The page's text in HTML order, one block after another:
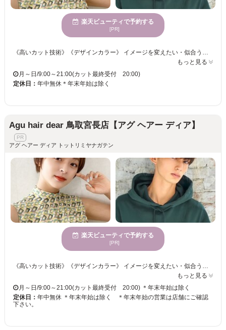
楽天ビューティで予約する
[PR]
《高いカット技術》《デザインカラー》 イメージを変えたい・似合うデザインが見つからない・・・あなたのお悩みに合うスタイルをご提供☆彡 手触り×持続性ばっちり！！うるうるカラーでクオリティの高い仕上がりに◎ カラーチェンジで雰囲気を変えて新しい自分◎カットにカラーも合わせてトータルバランスのよい似合わせをご提供いたします☆彡 きっと満足していただけますので、お気軽にご来店くださいませ。
もっと見る
月～日/9:00～21:00(カット最終受付 20:00)
定休日： 年中無休＊年末年始は除く
Agu hair dear 鳥取宮長店【アグ ヘアー ディア】
アグ ヘアー ディア トットリミヤナガテン
楽天ビューティで予約する
[PR]
《高いカット技術》《デザインカラー》 イメージを変えたい・似合うデザインが見つからない・・・あなたのお悩みに合うスタイルをご提供☆彡 手触り×持続性ばっちり！！うるうるカラーでクオリティの高い仕上がりに◎ カラーチェンジで雰囲気を変えて新しい自分◎カットにカラーも合わせてトータルバランスのよい似合わせをご提供いたします☆彡 きっと満足していただけますので、お気軽にご来店くださいませ。
もっと見る
月～日/9:00～21:00(カット最終受付 20:00) ＊年末年始は除く
定休日： 年中無休 ＊年末年始は除く ＊年末年始の営業は店舗にご確認
下さい。